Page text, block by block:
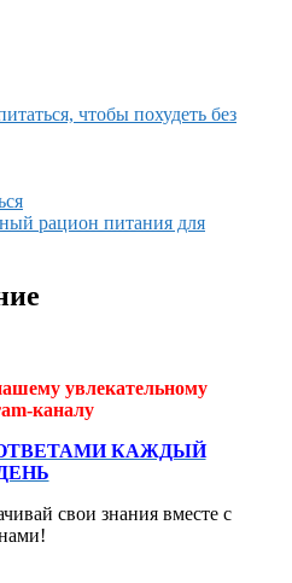
чтобы похудеть без
рацион питания для
увлекательному
каналу
КАЖДЫЙ
свои знания вместе с